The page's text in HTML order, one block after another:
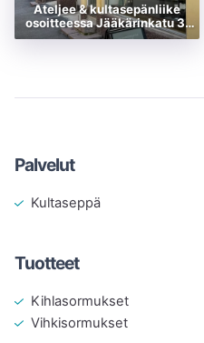
Ateljee & kultasepänliike
osoitteessa Jääkärinkatu 3,
Helsinki.
Palvelut
Kultaseppä
Tuotteet
Kihlasormukset
Vihkisormukset